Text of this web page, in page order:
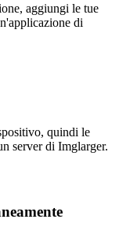
aggiungi le tue
di
quindi le
server di Imglarger.